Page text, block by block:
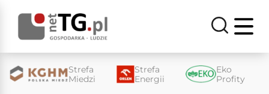
Strefa
Miedzi
Strefa
Energii
Eko
Profity